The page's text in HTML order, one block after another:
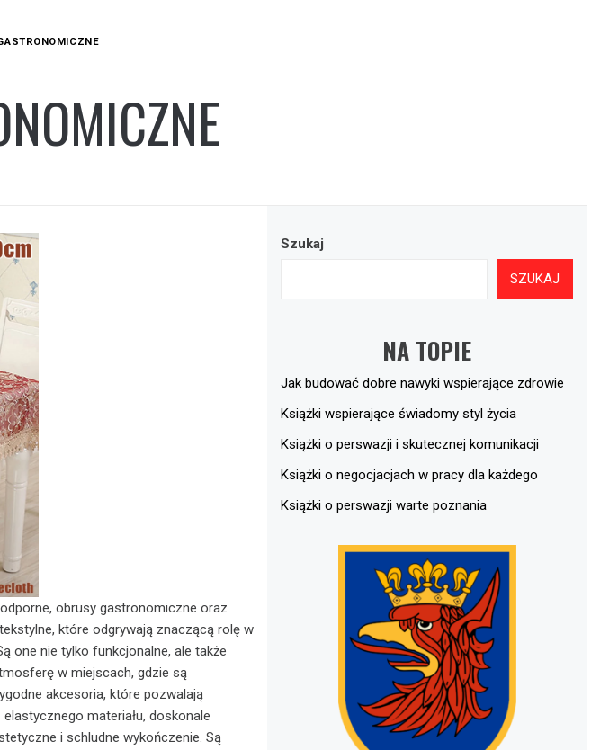
obrusy gastronomiczne oraz
które odgrywają znaczącą rolę w
one nie tylko funkcjonalne, ale także
w miejscach, gdzie są
akcesoria, które pozwalają
materiału, doskonale
i schludne wykończenie. Są
Szukaj
SZUKAJ
NA TOPIE
Jak budować dobre nawyki wspierające zdrowie
Książki wspierające świadomy styl życia
Książki o perswazji i skutecznej komunikacji
Książki o negocjacjach w pracy dla każdego
Książki o perswazji warte poznania